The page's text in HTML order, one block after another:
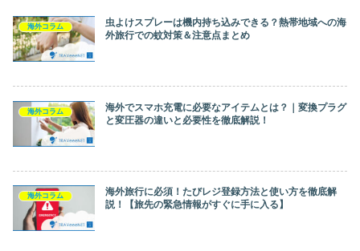
海外コラム
虫よけスプレーは機内持ち込みできる？熱帯地域への海
外旅行での蚊対策＆注意点まとめ
海外コラム
海外でスマホ充電に必要なアイテムとは？｜変換プラグ
と変圧器の違いと必要性を徹底解説！
海外コラム
海外旅行に必須！たびレジ登録方法と使い方を徹底解
説！【旅先の緊急情報がすぐに手に入る】